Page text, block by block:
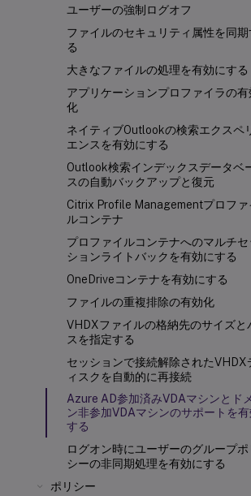
ユーザーの強制ログオフ
ファイルのセキュリティ属性を同期
る
大きなファイルの処理を有効にする
アプリケーションプロファイラの有
化
ネイティブOutlookの検索エクスペ
エンスを有効にする
Outlook検索インデックスデータベ
スの自動バックアップと復元
Citrix Profile Managementプロファ
ルコンテナ
プロファイルコンテナへのマルチセ
ションライトバックを有効にする
OneDriveコンテナを有効にする
ファイルの重複排除の有効化
VHDXファイルの格納先のサイズと
スを指定する
セッションで接続解除されたVHDX
ィスクを自動的に再接続
Azure AD参加済みVDAマシンとド
ン非参加VDAマシンのサポートを有
する
ログオン時にユーザーのグループポ
シーの非同期処理を有効にする
ポリシー